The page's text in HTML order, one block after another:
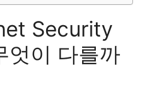
Security
이 다를까